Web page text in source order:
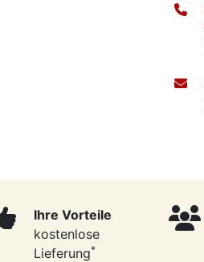
Ihre Vorteile
kostenlose
Lieferung*